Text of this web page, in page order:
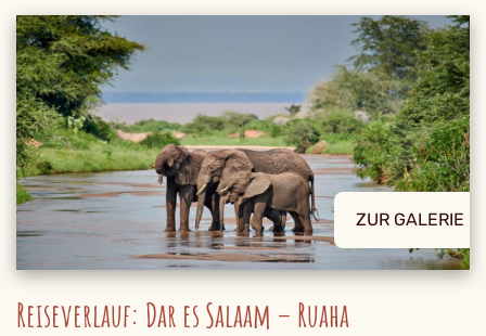
ZUR GALERIE
Reiseverlauf: Dar es Salaam – Ruaha